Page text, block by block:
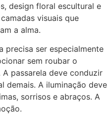
design floral escultural e
visuais que
a alma.
precisa ser especialmente
sem roubar o
passarela deve conduzir
demais. A iluminação deve
sorrisos e abraços. A